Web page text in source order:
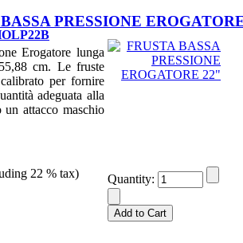
PRESSIONE
Erogatore lunga
cm. Le fruste
per fornire
adeguata alla
attacco maschio
22 % tax) Quantity: